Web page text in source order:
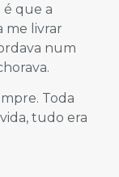
é que a
me livrar
num
Toda
tudo era